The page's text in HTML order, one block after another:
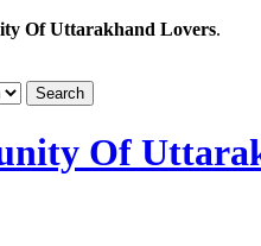
Of Uttarakhand Lovers.
Of